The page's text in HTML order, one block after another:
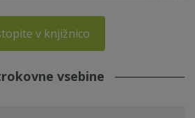
v knjižnico
vsebine